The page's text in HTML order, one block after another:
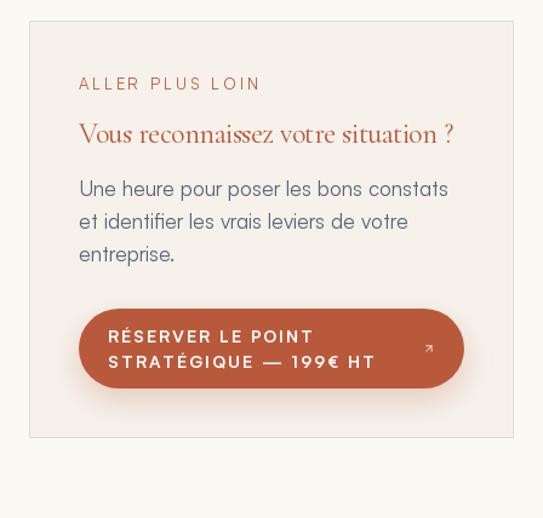
ALLER PLUS LOIN
Vous reconnaissez votre situation ?
Une heure pour poser les bons constats
et identifier les vrais leviers de votre
entreprise.
RÉSERVER LE POINT
STRATÉGIQUE — 199€ HT